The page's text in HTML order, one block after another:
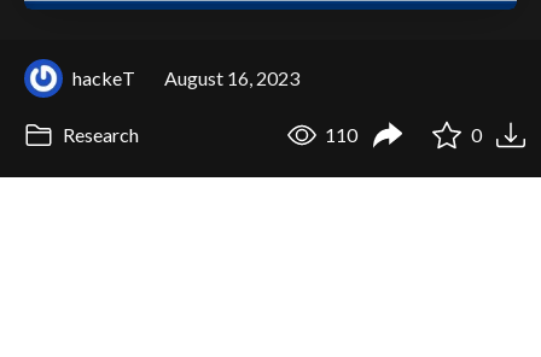
hackeT August 16, 2023
Research 110 0